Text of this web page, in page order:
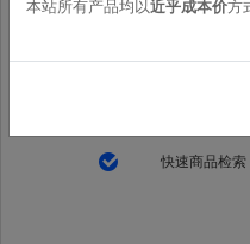
快速商品检索
本站所有产品均以近乎成本价方